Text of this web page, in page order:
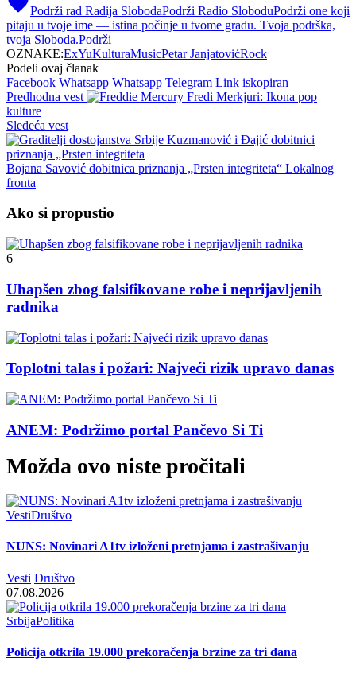
Podrži rad Radija SlobodaPodrži Radio SloboduPodrži one koji
pitaju u tvoje ime — istina počinje u tvome gradu. Tvoja podrška,
tvoja Sloboda.Podrži
OZNAKE:ExYuKulturaMusicPetar JanjatovićRock
Podeli ovaj članak
Facebook Whatsapp Whatsapp Telegram Link iskopiran
Predhodna vest
Fredi Merkjuri: Ikona pop
kulture
Sledeća vest
Bojana Savović dobitnica priznanja „Prsten integriteta“ Lokalnog
fronta
Ako si propustio
6
Uhapšen zbog falsifikovane robe i neprijavljenih
radnika
Toplotni talas i požari: Najveći rizik upravo danas
ANEM: Podržimo portal Pančevo Si Ti
Možda ovo niste pročitali
VestiDruštvo
NUNS: Novinari A1tv izloženi pretnjama i zastrašivanju
Vesti Društvo
07.08.2026
SrbijaPolitika
Policija otkrila 19.000 prekoračenja brzine za tri dana